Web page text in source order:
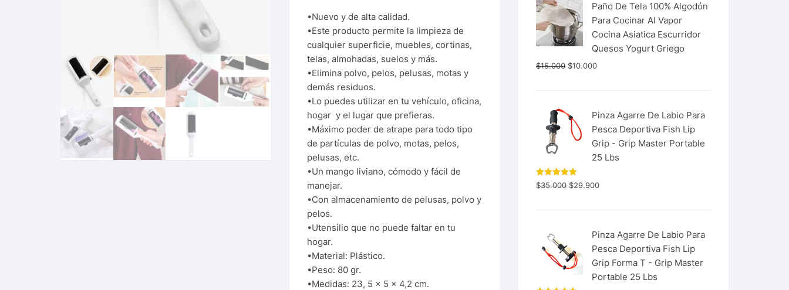
•Nuevo y de alta calidad.
•Este producto permite la limpieza de
cualquier superficie, muebles, cortinas,
telas, almohadas, suelos y más.
•Elimina polvo, pelos, pelusas, motas y
demás residuos.
•Lo puedes utilizar en tu vehículo, oficina,
hogar y el lugar que prefieras.
•Máximo poder de atrape para todo tipo
de partículas de polvo, motas, pelos,
pelusas, etc.
•Un mango liviano, cómodo y fácil de
manejar.
•Con almacenamiento de pelusas, polvo y
pelos.
•Utensilio que no puede faltar en tu
hogar.
•Material: Plástico.
•Peso: 80 gr.
•Medidas: 23, 5 x 5 x 4,2 cm.
Paño De Tela 100% Algodón
Para Cocinar Al Vapor
Cocina Asiatica Escurridor
Quesos Yogurt Griego
$15.000 $10.000
Pinza Agarre De Labio Para
Pesca Deportiva Fish Lip
Grip - Grip Master Portable
25 Lbs
Valorado
con 5.00
$35.000 $29.900
Pinza Agarre De Labio Para
Pesca Deportiva Fish Lip
Grip Forma T - Grip Master
Portable 25 Lbs